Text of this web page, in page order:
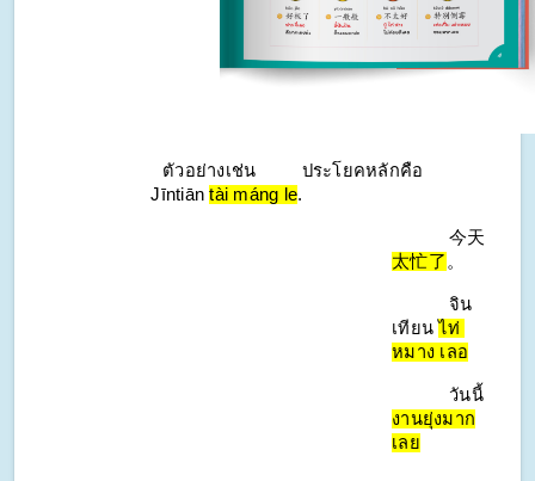
ตัวอย่างเช่น
ประโยคหลักคือ
Jīntiān tài máng le.
今天
太忙了 。
จิน
เทียน ไท่
หมาง เลอ
วันนี้
งานยุ่งมาก
เลย